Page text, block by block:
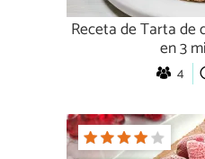
Receta de Tarta de
en 3
4